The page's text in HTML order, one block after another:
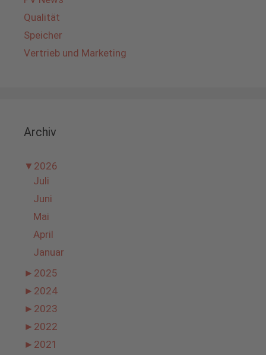
Qualität
Speicher
Vertrieb und Marketing
Archiv
▼ 2026
Juli
Juni
Mai
April
Januar
► 2025
► 2024
► 2023
► 2022
► 2021